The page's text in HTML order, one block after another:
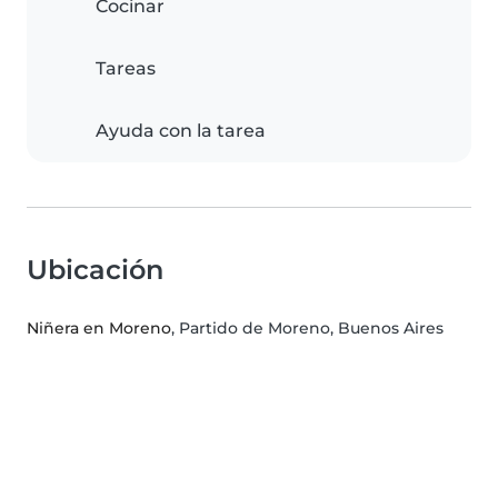
Cocinar
Tareas
Ayuda con la tarea
Ubicación
Niñera en Moreno, Partido de Moreno, Buenos Aires